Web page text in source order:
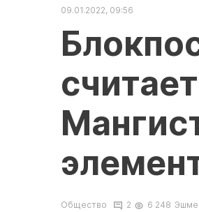
09.01.2022, 09:56
Общество 2 6 248